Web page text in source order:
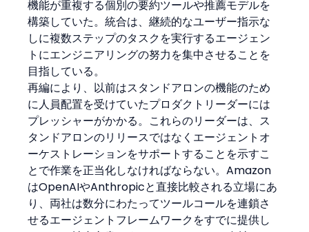
機能が重複する個別の要約ツールや推薦モデルを
構築していた。統合は、継続的なユーザー指示な
しに複数ステップのタスクを実行するエージェン
トにエンジニアリングの努力を集中させることを
目指している。
再編により、以前はスタンドアロンの機能のため
に人員配置を受けていたプロダクトリーダーには
プレッシャーがかかる。これらのリーダーは、ス
タンドアロンのリリースではなくエージェントオ
ーケストレーションをサポートすることを示すこ
とで作業を正当化しなければならない。Amazon
はOpenAIやAnthropicと直接比較される立場にあ
り、両社は数分にわたってツールコールを連鎖さ
せるエージェントフレームワークをすでに提供し